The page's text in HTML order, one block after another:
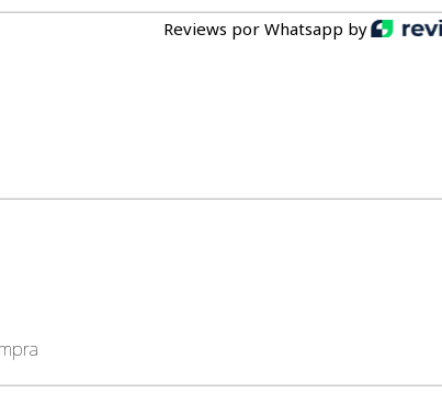
combinada con su facilidad de uso, lo convierte en un
los dueños de gatos. No dejes que los malos olores
Reviews por Whatsapp by